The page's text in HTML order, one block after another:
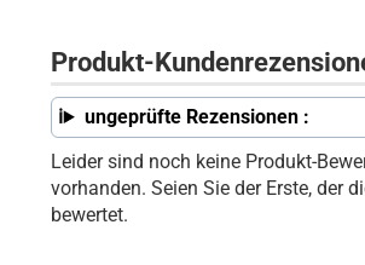
Produkt-
ungeprüfte Rezensionen :
Leider sind noch keine Produkt-
vorhanden. Seien Sie der Erste, der
bewertet.